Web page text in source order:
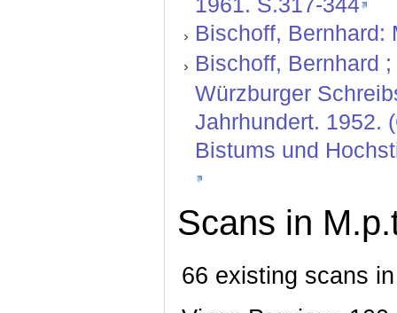
Bischoff, Bernhard:
Bischoff, Bernhard
Würzburger
Jahrhundert. 1952.
Bistums und
Scans in
66 existing scans